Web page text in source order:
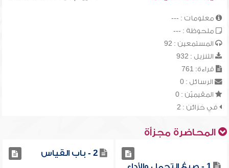
معلومات : ---
ملحوظة : ---
المستمعين : 92
التنزيل : 932
قراءة: 761
الرسائل : 0
المقيميّن : 0
في خزائن : 2
المحاضرة مجزأة
2 - باب القياس